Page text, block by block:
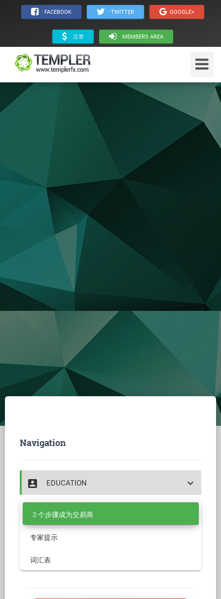
· FACEBOOK · TWITTER GOOGLE+
注资 MEMBERS AREA
Toggle
Navigation
account_box EDUCATION keyboard_arrow_down
3 个步骤成为交易商
专家提示
词汇表